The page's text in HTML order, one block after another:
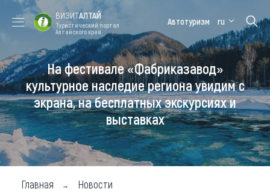
Форум VISIT
ALTAI
Цветение
маральника
Медицинский
форум
Алтайская
зимовка
Туры
Где побывать
Чем заняться
ВИЗИТАЛТАЙ
Туристический портал
Алтайского края
Автотуризм ru
На фестивале «Фабриказавод»
культурное наследие региона увидим с
экрана, на бесплатных экскурсиях и
выставках
Главная Новости